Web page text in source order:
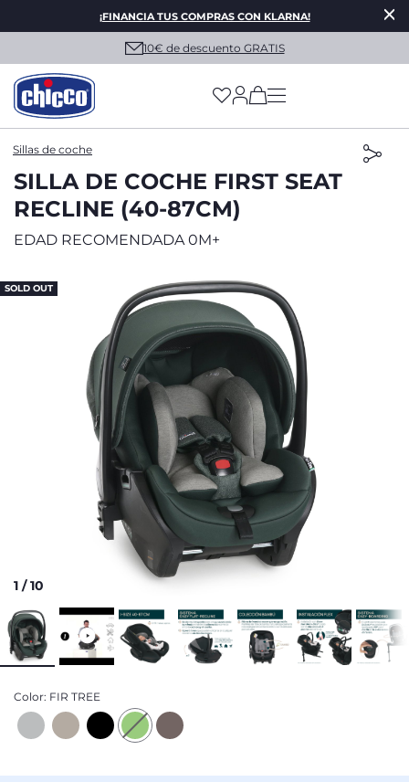
¡FINANCIA TUS COMPRAS CON KLARNA!
10€ de descuento GRATIS
(has more options
Sillas de coche
SILLA DE COCHE FIRST SEAT
RECLINE (40-87CM)
EDAD RECOMENDADA 0M+
SOLD OUT
1 /10
Color: FIR TREE